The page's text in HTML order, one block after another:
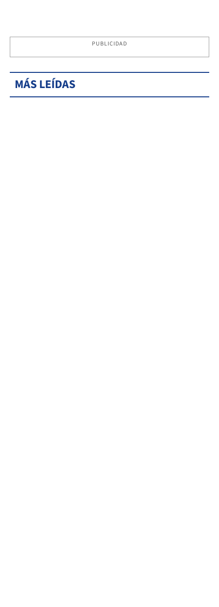
PUBLICIDAD
MÁS LEÍDAS